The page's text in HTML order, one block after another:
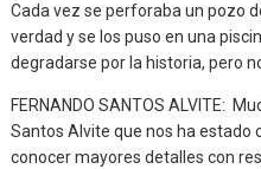
Cada vez se perforaba un pozo
verdad y se los puso en una
degradarse por la historia, pero
FERNANDO SANTOS ALVITE:
Santos Alvite que nos ha estado
conocer mayores detalles con